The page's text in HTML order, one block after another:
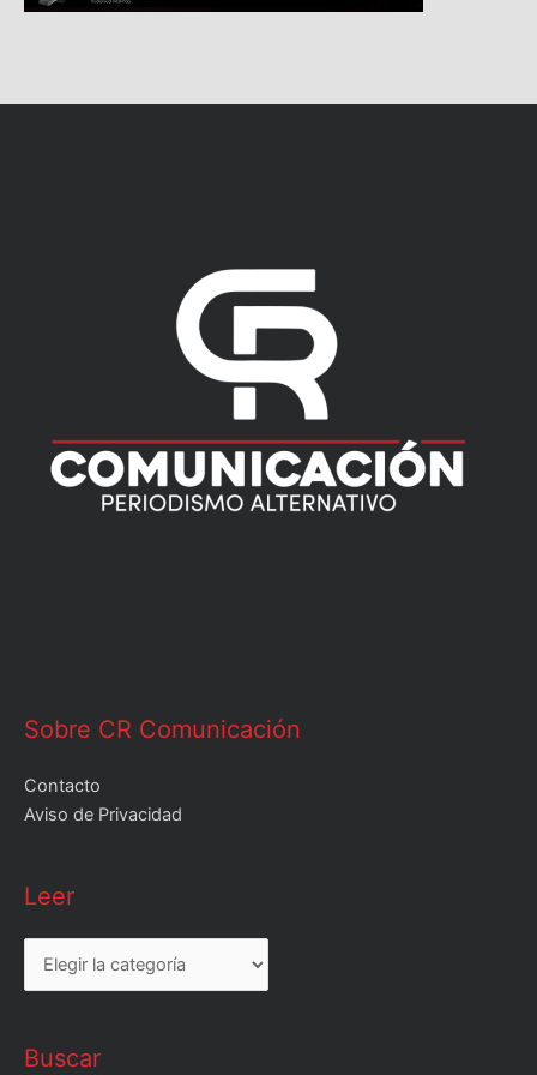
Sobre CR Comunicación
Contacto
Aviso de Privacidad
Leer
Leer
Buscar